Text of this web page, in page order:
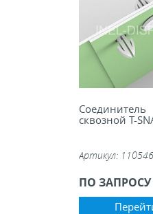
рамки и аксессуары
напольные, подвесные, на
покупателей
Соединитель
сквозной T-
Артикул: 110546
ПО ЗАПРОСУ